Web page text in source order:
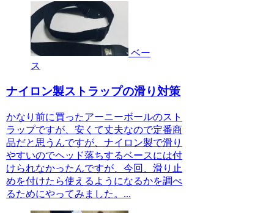
ベー
ス
ナイロン製ストラップの滑り対策
かなり前に買ったアーニーボールのスト
ラップですが、安くて丈夫なので定番商
品だと思うんですが、ナイロン製で滑り
やすいのでヘッド落ちするベースには付
けられなかったんですが、今回、滑り止
めを付けたら使えるようになるかを調べ
るためにやってみました。...